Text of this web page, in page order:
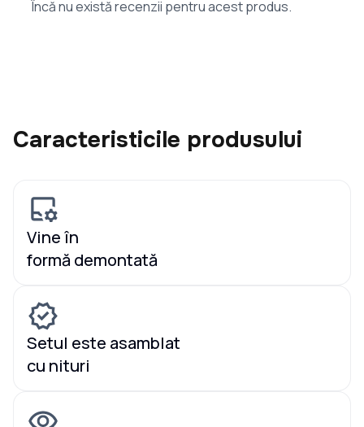
Încă nu există recenzii pentru acest produs.
Caracteristicile produsului
Vine în
formă demontată
Setul este asamblat
cu nituri